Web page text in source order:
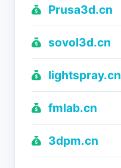
Prusa3d.cn
sovol3d.cn
lightspray.cn
fmlab.cn
3dpm.cn